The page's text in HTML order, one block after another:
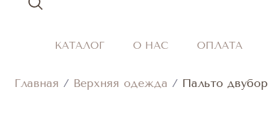
КАТАЛОГ О НАС ОПЛАТА
Главная / Верхняя одежда / Пальто